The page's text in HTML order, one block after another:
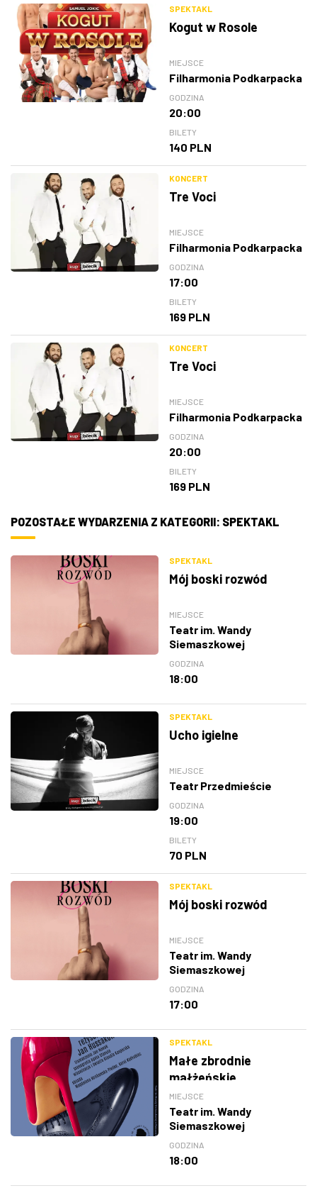
SPEKTAKL
Kogut w Rosole
MIEJSCE
Filharmonia Podkarpacka
GODZINA
20:00
BILETY
140 PLN
KONCERT
Tre Voci
MIEJSCE
Filharmonia Podkarpacka
GODZINA
17:00
BILETY
169 PLN
KONCERT
Tre Voci
MIEJSCE
Filharmonia Podkarpacka
GODZINA
20:00
BILETY
169 PLN
POZOSTAŁE WYDARZENIA Z KATEGORII: SPEKTAKL
SPEKTAKL
Mój boski rozwód
MIEJSCE
Teatr im. Wandy
Siemaszkowej
GODZINA
18:00
SPEKTAKL
Ucho igielne
MIEJSCE
Teatr Przedmieście
GODZINA
19:00
BILETY
70 PLN
SPEKTAKL
Mój boski rozwód
MIEJSCE
Teatr im. Wandy
Siemaszkowej
GODZINA
17:00
SPEKTAKL
Małe zbrodnie
małżeńskie
MIEJSCE
Teatr im. Wandy
Siemaszkowej
GODZINA
18:00